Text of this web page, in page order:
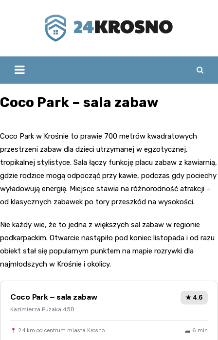
Coco Park – sala zabaw
Coco Park w Krośnie to prawie 700 metrów kwadratowych
przestrzeni zabaw dla dzieci utrzymanej w egzotycznej,
tropikalnej stylistyce. Sala łączy funkcję placu zabaw z kawiarnią,
gdzie rodzice mogą odpocząć przy kawie, podczas gdy pociechy
wyładowują energię. Miejsce stawia na różnorodność atrakcji –
od klasycznych zabawek po tory przeszkód na wysokości.
Nie każdy wie, że to jedna z większych sal zabaw w regionie
podkarpackim. Otwarcie nastąpiło pod koniec listopada i od razu
obiekt stał się popularnym punktem na mapie rozrywki dla
najmłodszych w Krośnie i okolicy.
Coco Park – sala zabaw
Kazimierza Pużaka 45B
★ 4.6
2.4 km od centrum miasta Krosno 6 min